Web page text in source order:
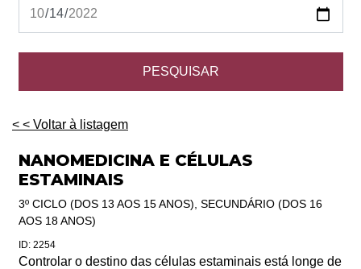
< < Voltar à listagem
NANOMEDICINA E CÉLULAS
ESTAMINAIS
3º CICLO (DOS 13 AOS 15 ANOS), SECUNDÁRIO (DOS 16
AOS 18 ANOS)
ID: 2254
Controlar o destino das células estaminais está longe de